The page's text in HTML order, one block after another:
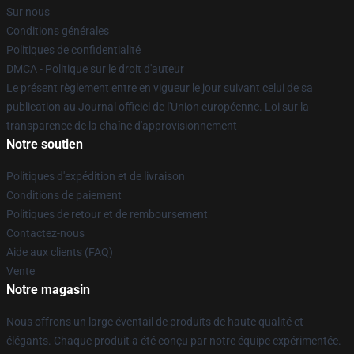
Sur nous
Conditions générales
Politiques de confidentialité
DMCA - Politique sur le droit d'auteur
Le présent règlement entre en vigueur le jour suivant celui de sa
publication au Journal officiel de l'Union européenne. Loi sur la
transparence de la chaîne d'approvisionnement
Notre soutien
Politiques d'expédition et de livraison
Conditions de paiement
Politiques de retour et de remboursement
Contactez-nous
Aide aux clients (FAQ)
Vente
Notre magasin
Nous offrons un large éventail de produits de haute qualité et
élégants. Chaque produit a été conçu par notre équipe expérimentée.